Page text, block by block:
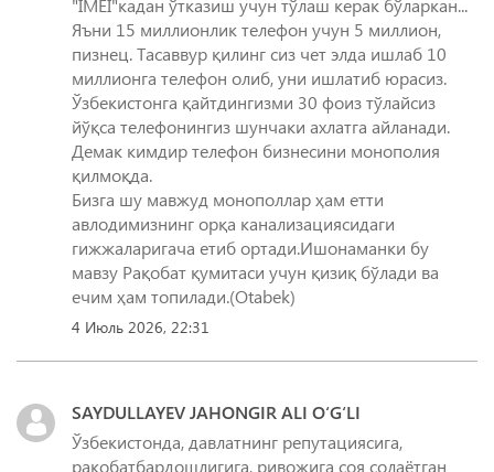
Яъни 15 миллионлик телефон учун 5 миллион,
пизнец. Тасаввур қилинг сиз чет элда ишлаб 10
миллионга телефон олиб, уни ишлатиб юрасиз.
Ўзбекистонга қайтдингизми 30 фоиз тўлайсиз
йўқса телефонингиз шунчаки ахлатга айланади.
Демак кимдир телефон бизнесини монополия
қилмоқда.
Бизга шу мавжуд монополлар ҳам етти
авлодимизнинг орқа канализациясидаги
гижжаларигача етиб ортади.Ишонаманки бу
мавзу Рақобат қумитаси учун қизиқ бўлади ва
ечим ҳам топилади.(Otabek)
4 Июль 2026, 22:31
SAYDULLAYEV JAHONGIR ALI O‘G‘LI
Ўзбекистонда, давлатнинг репутациясига,
рақобатбардошлигига, ривожига соя солаётган